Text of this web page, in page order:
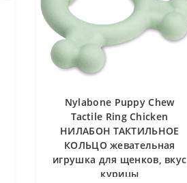
Nylabone Puppy Chew
Tactile Ring Chicken
НИЛАБОН ТАКТИЛЬНОЕ
КОЛЬЦО жевательная
игрушка для щенков, вкус
курицы